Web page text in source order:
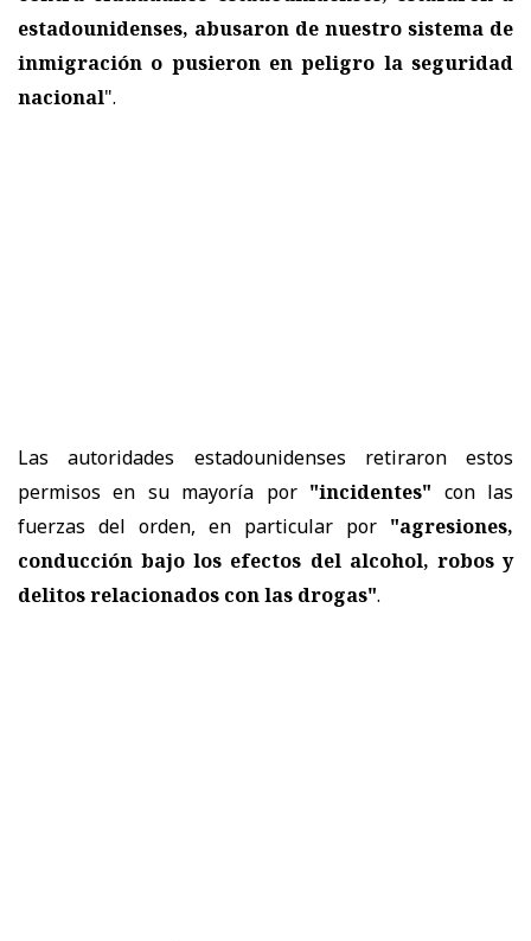
estadounidenses, abusaron de nuestro sistema de
inmigración o pusieron en peligro la seguridad
nacional".
Las autoridades estadounidenses retiraron estos
permisos en su mayoría por "incidentes" con las
fuerzas del orden, en particular por "agresiones,
conducción bajo los efectos del alcohol, robos y
delitos relacionados con las drogas".